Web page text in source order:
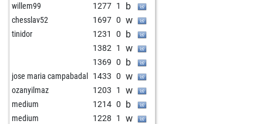
willem99 1277 1 b
chesslav52 1697 0 w
tinidor 1231 0 b
1382 1 w
1369 0 b
jose maria campabadal 1433 0 w
ozanyilmaz 1203 1 w
medium 1214 0 b
medium 1228 1 w